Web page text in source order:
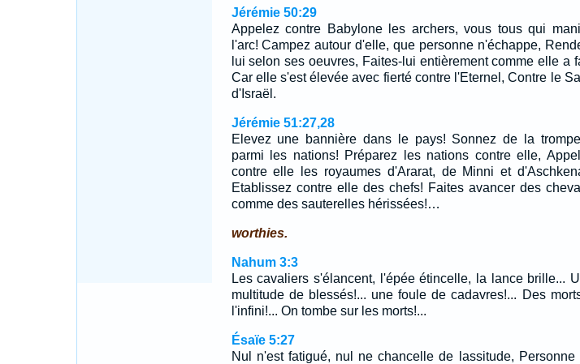
Jérémie 50:29
Appelez contre Babylone les archers, vous tous qui
l'arc! Campez autour d'elle, que personne n'échappe,
lui selon ses oeuvres, Faites-lui entièrement comme elle a
Car elle s'est élevée avec fierté contre l'Eternel, Contre le
d'Israël.
Jérémie 51:27,28
Elevez une bannière dans le pays! Sonnez de la
parmi les nations! Préparez les nations contre elle,
contre elle les royaumes d'Ararat, de Minni et
Etablissez contre elle des chefs! Faites avancer des
comme des sauterelles hérissées!…
worthies.
Nahum 3:3
Les cavaliers s'élancent, l'épée étincelle, la lance brille...
multitude de blessés!... une foule de cadavres!... Des
l'infini!... On tombe sur les morts!...
Ésaïe 5:27
Nul n'est fatigué, nul ne chancelle de lassitude, Personne